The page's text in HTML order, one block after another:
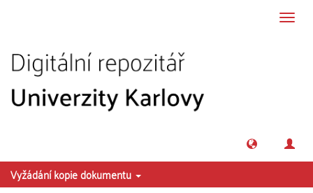
Vyžádání kopie dokumentu